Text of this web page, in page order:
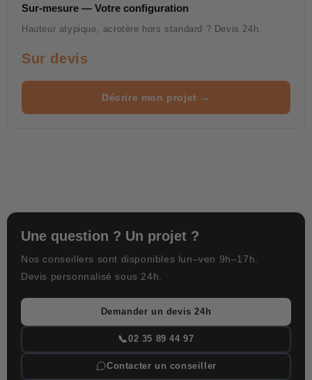
Sur-mesure — Votre configuration
Hauteur atypique, acrotère hors standard ? Devis 24h.
Sur devis
Décrire mon projet →
Une question ? Un projet ?
Nos conseillers sont disponibles lun–ven 9h–17h.
Devis personnalisé sous 24h.
Demander un devis 24h
📞02 35 89 44 97
Contacter un conseiller